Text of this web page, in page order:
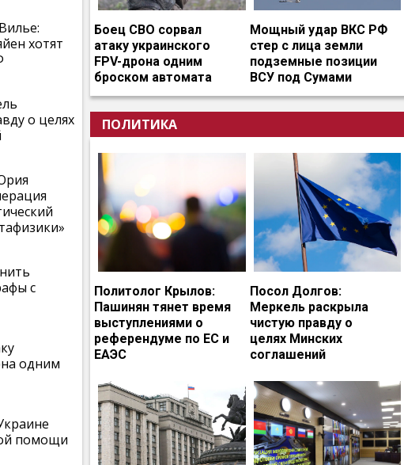
хотят
о целях
с
одним
помощи
Боец СВО сорвал
атаку украинского
FPV-дрона одним
броском автомата
Мощный удар ВКС РФ
стер с лица земли
подземные позиции
ВСУ под Сумами
ПОЛИТИКА
Политолог Крылов:
Пашинян тянет время
выступлениями о
референдуме по ЕС и
ЕАЭС
Посол Долгов:
Меркель раскрыла
чистую правду о
целях Минских
соглашений